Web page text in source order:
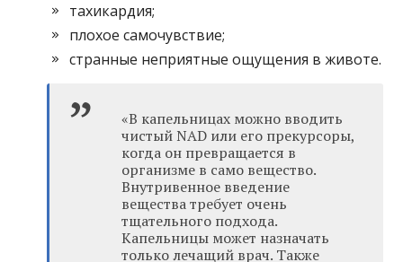
тахикардия;
плохое самочувствие;
странные неприятные ощущения в животе.
«В капельницах можно вводить
чистый NAD или его прекурсоры,
когда он превращается в
организме в само вещество.
Внутривенное введение
вещества требует очень
тщательного подхода.
Капельницы может назначать
только лечащий врач. Также